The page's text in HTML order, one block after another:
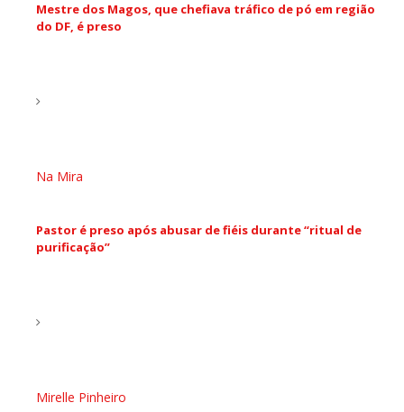
Mestre dos Magos, que chefiava tráfico de pó em região
do DF, é preso
Na Mira
Pastor é preso após abusar de fiéis durante “ritual de
purificação”
Mirelle Pinheiro